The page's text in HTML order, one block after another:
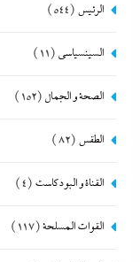
الرئيس (544)
السينسياسي (11)
الصحة و الجمال (152)
الطقس (82)
القناة و البودكاست (4)
القوات المسلحة(117)